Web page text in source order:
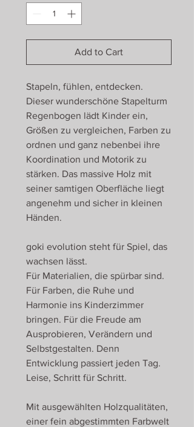
Add to Cart
Stapeln, fühlen, entdecken.
Dieser wunderschöne Stapelturm
Regenbogen lädt Kinder ein,
Größen zu vergleichen, Farben zu
ordnen und ganz nebenbei ihre
Koordination und Motorik zu
stärken. Das massive Holz mit
seiner samtigen Oberfläche liegt
angenehm und sicher in kleinen
Händen.
goki evolution steht für Spiel, das
wachsen lässt.
Für Materialien, die spürbar sind.
Für Farben, die Ruhe und
Harmonie ins Kinderzimmer
bringen. Für die Freude am
Ausprobieren, Verändern und
Selbstgestalten. Denn
Entwicklung passiert jeden Tag.
Leise, Schritt für Schritt.
Mit ausgewählten Holzqualitäten,
einer fein abgestimmten Farbwelt